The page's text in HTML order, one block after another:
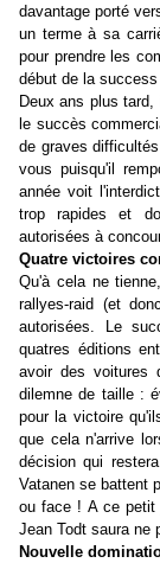
davantage porté
un terme à sa
pour prendre les
début de la
Deux ans plus
le succès
de graves
vous puisqu'il
année voit
trop rapides et
autorisées à
Quatre victoires
Qu'à cela ne
rallyes-raid (et
autorisées. Le
quatres éditions
avoir des voitures
dilemne de taille :
pour la victoire
que cela n'arrive
décision qui
Vatanen se battent
ou face ! A ce petit
Jean Todt saura ne
Nouvelle